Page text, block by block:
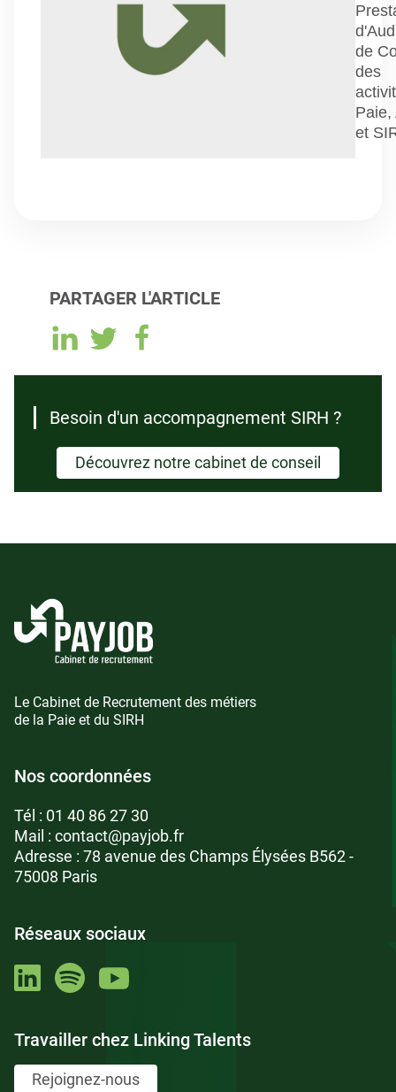
de
des
Paie,
et
PARTAGER L'ARTICLE
Besoin d'un accompagnement SIRH ?
Découvrez notre cabinet de conseil
Le Cabinet de Recrutement des métiers
de la Paie et du SIRH
Nos coordonnées
Tél : 01 40 86 27 30
Mail : contact@payjob.fr
Adresse : 78 avenue des Champs Élysées B562 -
75008 Paris
Réseaux sociaux
Travailler chez Linking Talents
Rejoignez-nous